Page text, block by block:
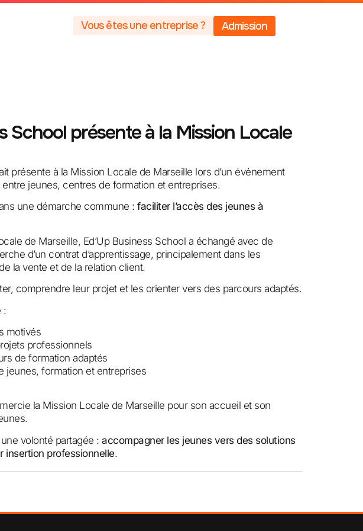
Vous êtes une entreprise ? Admission
School présente à la Mission Locale
présente à la Mission Locale de Marseille lors d’un événement
jeunes, centres de formation et entreprises.
une démarche commune : faciliter l’accès des jeunes à
de Marseille, Ed’Up Business School a échangé avec de
d’un contrat d’apprentissage, principalement dans les
la vente et de la relation client.
comprendre leur projet et les orienter vers des parcours adaptés.
:
motivés
professionnels
de formation adaptés
jeunes, formation et entreprises
la Mission Locale de Marseille pour son accueil et son
volonté partagée : accompagner les jeunes vers des solutions
insertion professionnelle.